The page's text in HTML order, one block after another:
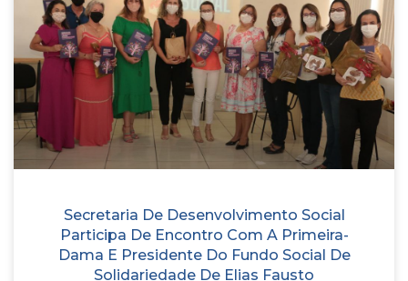
Secretaria De Desenvolvimento Social
Participa De Encontro Com A Primeira-
Dama E Presidente Do Fundo Social De
Solidariedade De Elias Fausto